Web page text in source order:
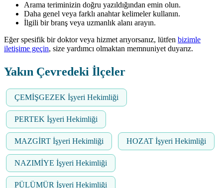
Arama teriminizin doğru yazıldığından emin olun.
Daha genel veya farklı anahtar kelimeler kullanın.
İlgili bir branş veya uzmanlık alanı arayın.
Eğer spesifik bir doktor veya hizmet arıyorsanız, lütfen bizimle
iletişime geçin, size yardımcı olmaktan memnuniyet duyarız.
Yakın Çevredeki İlçeler
ÇEMİŞGEZEK İşyeri Hekimliği
PERTEK İşyeri Hekimliği
MAZGİRT İşyeri Hekimliği HOZAT İşyeri Hekimliği
NAZIMİYE İşyeri Hekimliği
PÜLÜMÜR İşyeri Hekimliği